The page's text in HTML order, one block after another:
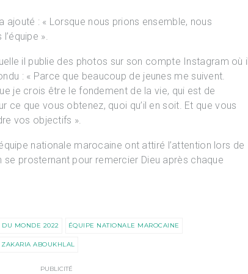
ajouté : « Lorsque nous prions ensemble, nous
».
il publie des photos sur son compte Instagram où il
: « Parce que beaucoup de jeunes me suivent.
je crois être le fondement de la vie, qui est de
ce que vous obtenez, quoi qu’il en soit. Et que vous
vos objectifs ».
nationale marocaine ont attiré l’attention lors de
se prosternant pour remercier Dieu après chaque
DU MONDE 2022 ÉQUIPE NATIONALE MAROCAINE
ZAKARIA ABOUKHLAL
PUBLICITÉ